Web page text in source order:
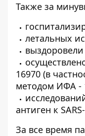
Также за
летальных
16970 (в
методом ИФА -
антиген к
За все время